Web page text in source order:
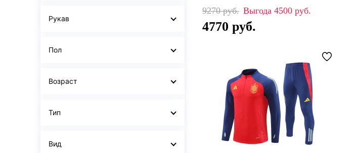
Рукав
Пол
Возраст
Тип
Вид
9270 4500
4770